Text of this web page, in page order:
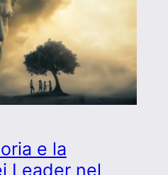
e la
Leader nel